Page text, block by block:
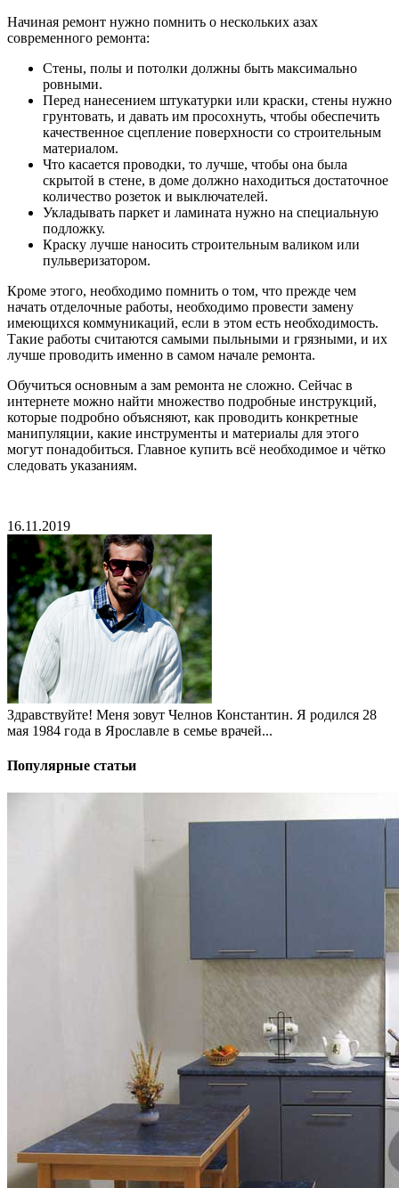
Начиная ремонт нужно помнить о нескольких азах
современного ремонта:
Стены, полы и потолки должны быть максимально
ровными.
Перед нанесением штукатурки или краски, стены нужно
грунтовать, и давать им просохнуть, чтобы обеспечить
качественное сцепление поверхности со строительным
материалом.
Что касается проводки, то лучше, чтобы она была
скрытой в стене, в доме должно находиться достаточное
количество розеток и выключателей.
Укладывать паркет и ламината нужно на специальную
подложку.
Краску лучше наносить строительным валиком или
пульверизатором.
Кроме этого, необходимо помнить о том, что прежде чем
начать отделочные работы, необходимо провести замену
имеющихся коммуникаций, если в этом есть необходимость.
Такие работы считаются самыми пыльными и грязными, и их
лучше проводить именно в самом начале ремонта.
Обучиться основным а зам ремонта не сложно. Сейчас в
интернете можно найти множество подробные инструкций,
которые подробно объясняют, как проводить конкретные
манипуляции, какие инструменты и материалы для этого
могут понадобиться. Главное купить всё необходимое и чётко
следовать указаниям.
16.11.2019
Здравствуйте! Меня зовут Челнов Константин. Я родился 28
мая 1984 года в Ярославле в семье врачей...
Популярные статьи